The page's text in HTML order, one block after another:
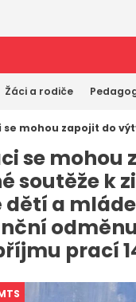
Žáci a rodiče
se mohou zapojit do
se mohou
soutěže k
a
prací